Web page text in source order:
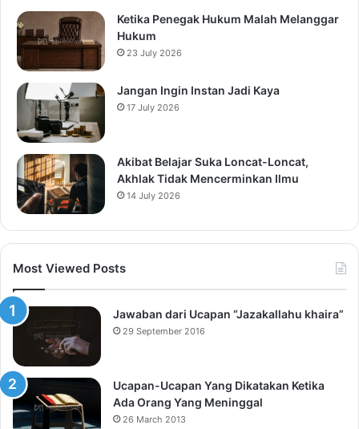
Ketika Penegak Hukum Malah Melanggar
Hukum
23 July 2026
Jangan Ingin Instan Jadi Kaya
17 July 2026
Akibat Belajar Suka Loncat-Loncat,
Akhlak Tidak Mencerminkan Ilmu
14 July 2026
Most Viewed Posts
Jawaban dari Ucapan “Jazakallahu khaira”
29 September 2016
Ucapan-Ucapan Yang Dikatakan Ketika
Ada Orang Yang Meninggal
26 March 2013